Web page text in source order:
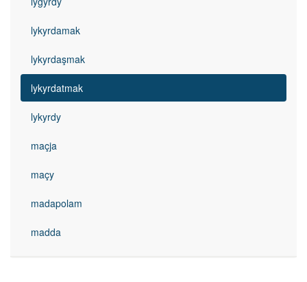
lykyrdamak
lykyrdaşmak
lykyrdatmak
lykyrdy
maçja
maçy
madapolam
madda